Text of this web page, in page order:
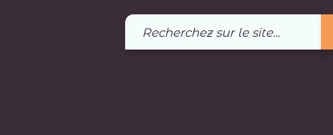
Recherchez
sur